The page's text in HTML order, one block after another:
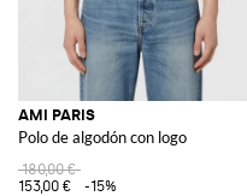
AMI PARIS
Polo de algodón con logo
180,00 €
153,00 €
-15%